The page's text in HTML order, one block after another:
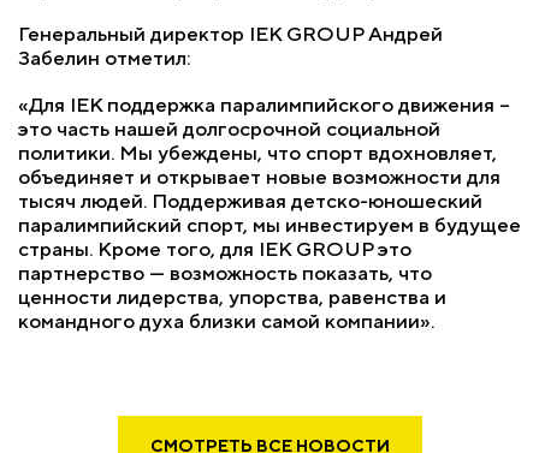
Генеральный директор IEK GROUP Андрей
Забелин отметил:
«Для IEK поддержка паралимпийского движения –
это часть нашей долгосрочной социальной
политики. Мы убеждены, что спорт вдохновляет,
объединяет и открывает новые возможности для
тысяч людей. Поддерживая детско-юношеский
паралимпийский спорт, мы инвестируем в будущее
страны. Кроме того, для IEK GROUP это
партнерство — возможность показать, что
ценности лидерства, упорства, равенства и
командного духа близки самой компании».
СМОТРЕТЬ ВСЕ НОВОСТИ